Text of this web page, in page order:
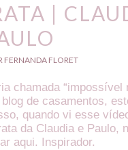
|
FERNANDA FLORET
chamada “impossível
de casamentos,
quando vi esse
da Claudia e Paulo,
aqui. Inspirador.